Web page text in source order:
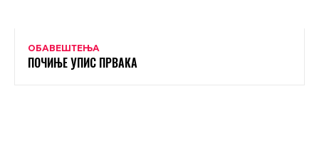
ОБАВЕШТЕЊА
ПОЧИЊЕ УПИС ПРВАКА